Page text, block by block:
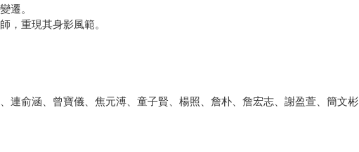
遷。
，重現其身影風範。
連俞涵、曾寶儀、焦元溥、童子賢、楊照、詹朴、詹宏志、謝盈萱、簡